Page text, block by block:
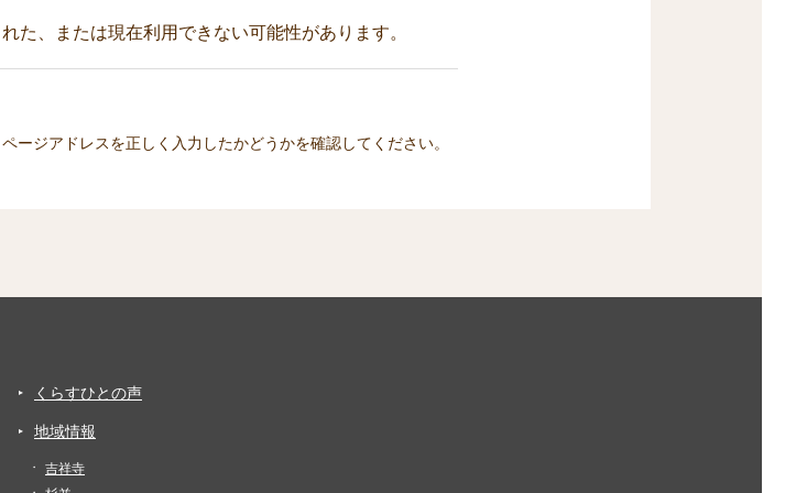
た、または現在利用できない可能性があります。
ージアドレスを正しく入力したかどうかを確認してください。
くらすひとの声
地域情報
吉祥寺